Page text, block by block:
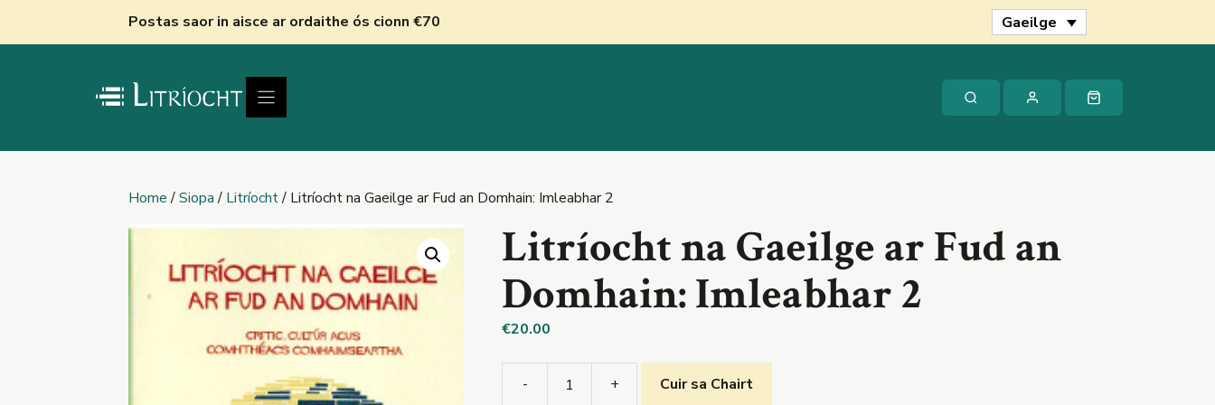
Postas saor in aisce ar ordaithe ós cionn €70 Gaeilge
Home/Siopa/ Litríocht/ Litríocht na Gaeilge ar Fud an Domhain: Imleabhar 2
Litríocht na Gaeilge ar Fud an
Domhain: Imleabhar 2
€20.00
- + Cuir sa Chairt
quantity